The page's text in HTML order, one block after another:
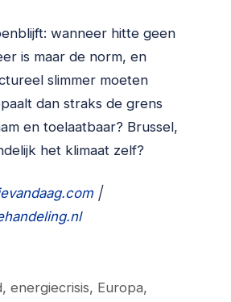
wanneer hitte geen
is maar de norm, en
slimmer moeten
dan straks de grens
en toelaatbaar? Brussel,
het klimaat zelf?
|
,energiecrisis, Europa,